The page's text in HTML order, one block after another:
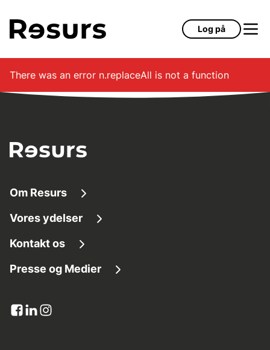
Log på
There was an error n.replaceAll is not a function
Om Resurs
Om os
Tilgængelighed
Resurs i tal
Vores ydelser
Finansieringsløsninger
Lån penge
Kreditkort
Kontakt os
Kundeservice
Presse og Medier